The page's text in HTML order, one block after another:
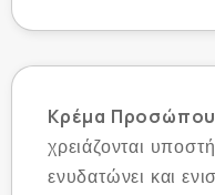
Κρέμα Προσώπου
χρειάζονται
ενυδατώνει και